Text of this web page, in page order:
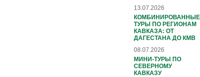
13.07.2026
КОМБИНИРОВАННЫЕ
ТУРЫ ПО РЕГИОНАМ
КАВКАЗА: ОТ
ДАГЕСТАНА ДО КМВ
08.07.2026
МИНИ-ТУРЫ ПО
СЕВЕРНОМУ
КАВКАЗУ